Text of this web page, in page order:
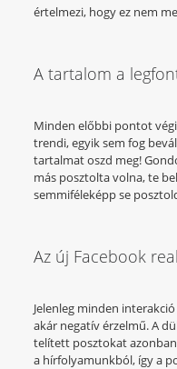
értelmezi, hogy ez nem
A tartalom a
Minden előbbi pontot
trendi, egyik sem fog
tartalmat oszd meg!
más posztolta volna, te
semmiféleképp se
Az új Facebook
Jelenleg minden
akár negatív érzelmű. A
telített posztokat
a hírfolyamunkból, így a